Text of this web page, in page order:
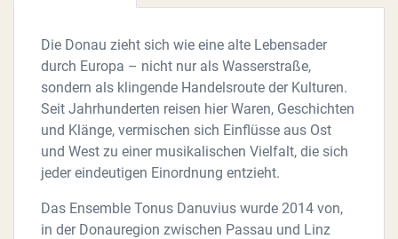
Die Donau zieht sich wie eine alte Lebensader
durch Europa – nicht nur als Wasserstraße,
sondern als klingende Handelsroute der Kulturen.
Seit Jahrhunderten reisen hier Waren, Geschichten
und Klänge, vermischen sich Einflüsse aus Ost
und West zu einer musikalischen Vielfalt, die sich
jeder eindeutigen Einordnung entzieht.
Das Ensemble Tonus Danuvius wurde 2014 von,
in der Donauregion zwischen Passau und Linz